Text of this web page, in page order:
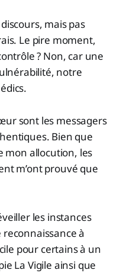
mais pas
Le pire moment,
? Non, car une
notre
sont les messagers
Bien que
mon allocution, les
m’ont prouvé que
les instances
à
pour certains à un
La Vigile ainsi que